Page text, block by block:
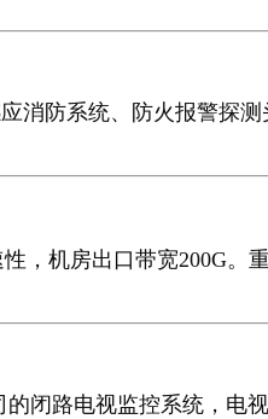
防系统、防火报警探测
，机房出口带宽200G。
闭路电视监控系统，电